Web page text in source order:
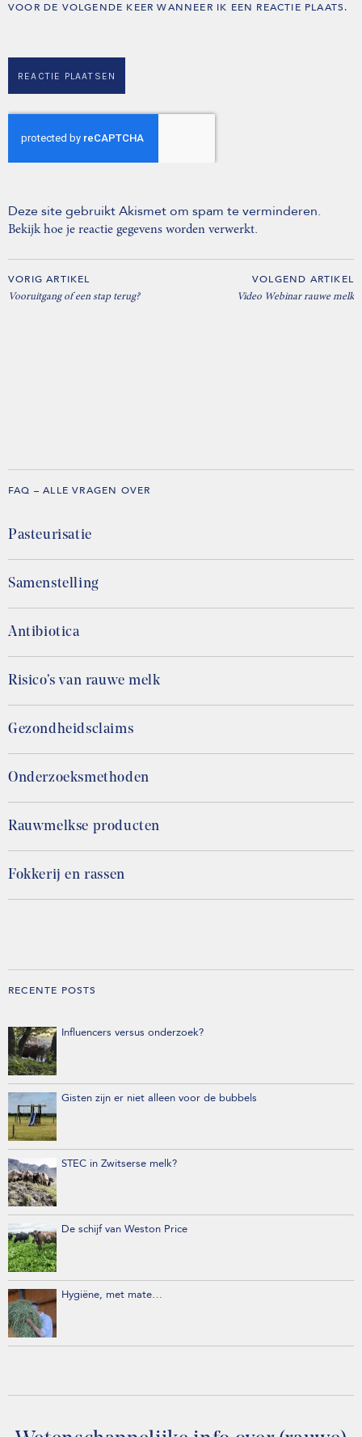
VOOR DE VOLGENDE KEER WANNEER IK EEN REACTIE PLAATS.
Deze site gebruikt Akismet om spam te verminderen.
Bekijk hoe je reactie gegevens worden verwerkt.
VORIG ARTIKEL
Vooruitgang of een stap terug?
VOLGEND ARTIKEL
Video Webinar rauwe melk
FAQ – ALLE VRAGEN OVER
Pasteurisatie
Samenstelling
Antibiotica
Risico’s van rauwe melk
Gezondheidsclaims
Onderzoeksmethoden
Rauwmelkse producten
Fokkerij en rassen
RECENTE POSTS
Influencers versus onderzoek?
Gisten zijn er niet alleen voor de bubbels
STEC in Zwitserse melk?
De schijf van Weston Price
Hygiëne, met mate…